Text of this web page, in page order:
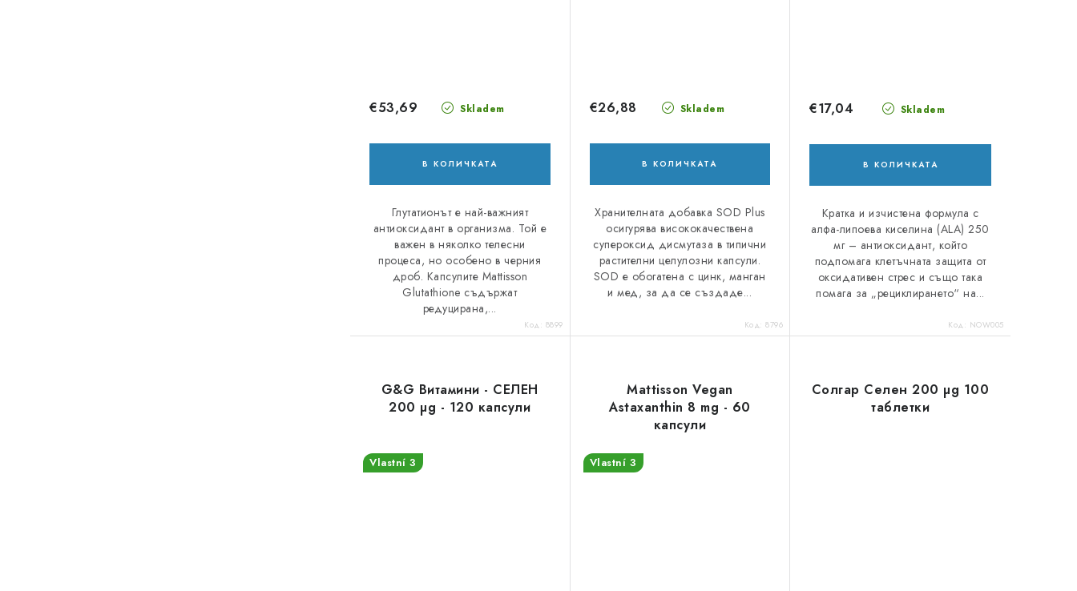
Skladem
€53,69
В КОЛИЧКАТА
Глутатионът е най-важният
антиоксидант в организма. Той е
важен в няколко телесни
процеса, но особено в черния
дроб. Капсулите Mattisson
Glutathione съдържат
редуцирана,...
Код: 8899
Skladem
€26,88
В КОЛИЧКАТА
Хранителната добавка SOD Plus
осигурява висококачествена
супероксид дисмутаза в типични
растителни целулозни капсули.
SOD е обогатена с цинк, манган
и мед, за да се създаде...
Код:8796
Skladem
€17,04
В КОЛИЧКАТА
Кратка и изчистена формула с
алфа-липоева киселина (ALA) 250
мг – антиоксидант, който
подпомага клетъчната защита от
оксидативен стрес и също така
помага за „рециклирането“ на...
Код: NOW005
G&G Витамини - СЕЛЕН
200 µg - 120 капсули
Vlastní 3
Mattisson Vegan
Astaxanthin 8 mg - 60
капсули
Vlastní 3
Солгар Селен 200 µg 100
таблетки